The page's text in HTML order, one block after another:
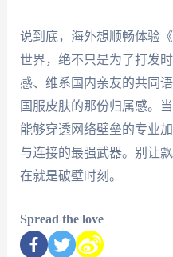
说到底，海外想顺畅体验
世界，绝不只是为了打发
感、维系国内亲友的共同
国服皮肤的那份归属感。
能够穿透网络壁垒的专业
与连接的最强武器。别让
在就是破壁时刻。
Spread the love